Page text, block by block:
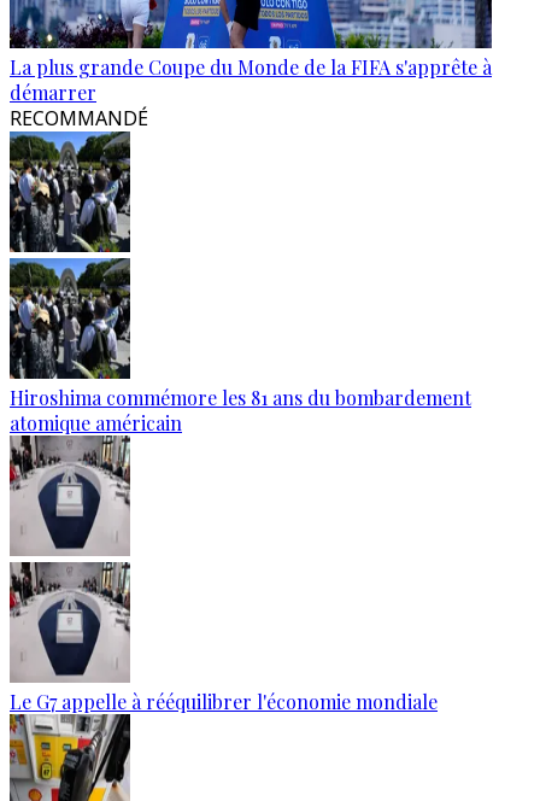
La plus grande Coupe du Monde de la FIFA s'apprête à
démarrer
RECOMMANDÉ
Hiroshima commémore les 81 ans du bombardement
atomique américain
Le G7 appelle à rééquilibrer l'économie mondiale